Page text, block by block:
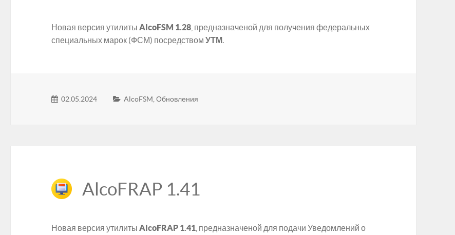
Новая версия утилитыAlcoFSM 1.28 , предназначеной для получения федеральных
специальных марок (ФСМ) посредствомУТМ.
02.05.2024 AlcoFSM Обновления
AlcoFRAP 1.41
Новая версия утилитыAlcoFRAP 1.41 , предназначеной для подачи Уведомлений о